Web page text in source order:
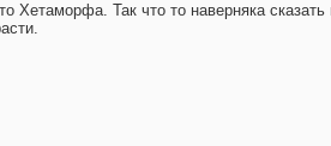
Так что то наверняка сказать